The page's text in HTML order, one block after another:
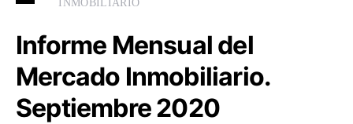
INMOBILIARIO
Informe Mensual del
Mercado Inmobiliario.
Septiembre 2020